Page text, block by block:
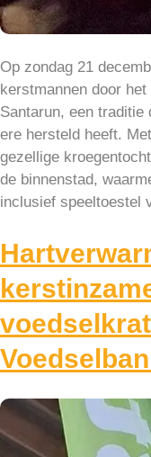
Op zondag 21
kerstmannen door
Santarun, een traditie
ere hersteld heeft.
gezellige
de binnenstad,
inclusief speeltoestel